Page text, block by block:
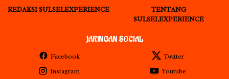
REDAKSI SULSELEXPERIENCE
TENTANG
SULSELEXPERIENCE
JARINGAN SOCIAL
Facebook
Twitter
Instagram
Youtube